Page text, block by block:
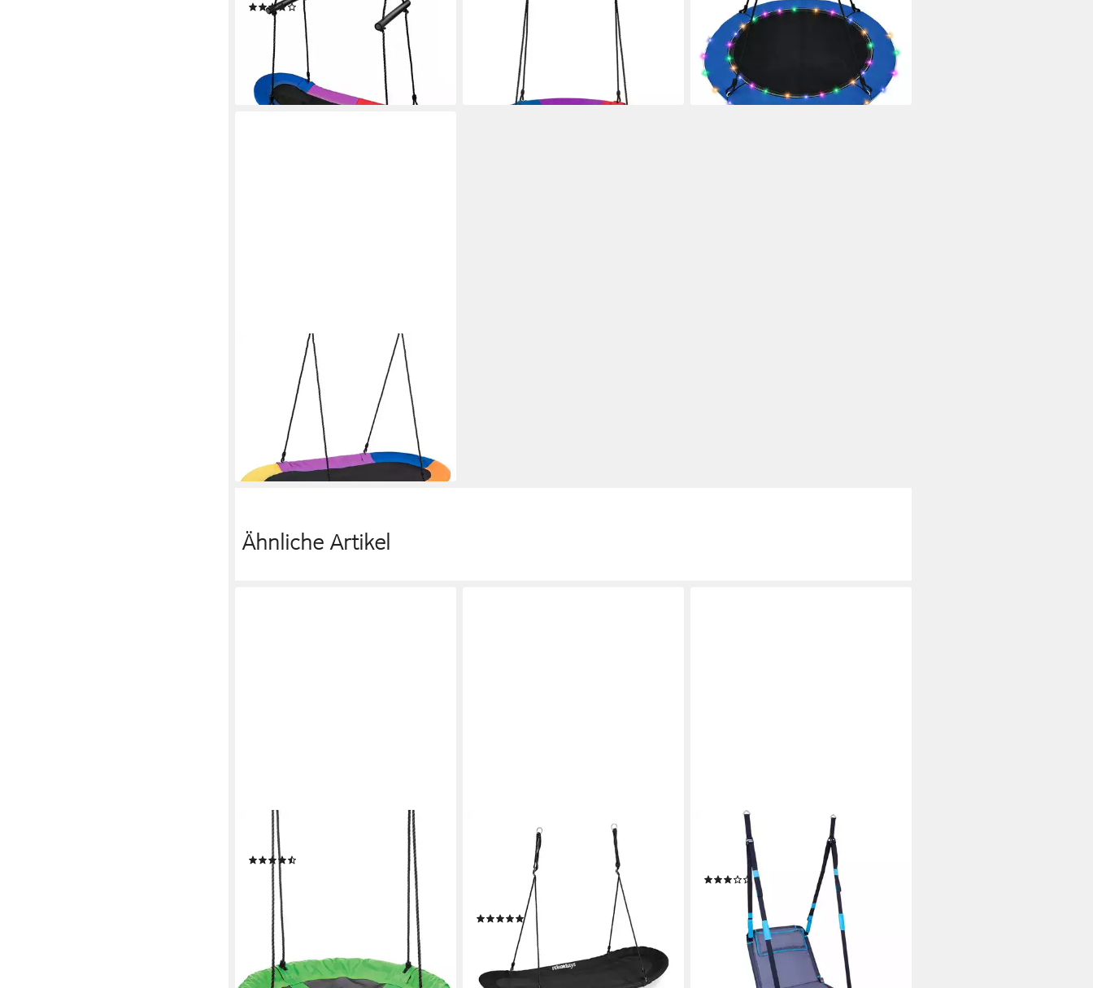
(1)
46,99 € UVP
-50%
lieferbar - in 3-4 Werktagen bei dir
UVP
lieferbar - in 3-4 Werktagen bei dir
LED & 100-180cm Seil
41,99 € UVP
-45%
lieferbar - in 3-4 Werktagen bei dir
Nestschaukel Tellerschaukel,
Kinderschaukel, oval, bis 300 kg
belastbar
47,99 €
115,99 €
lieferbar - in 3-4 Werktagen bei dir
Ähnliche Artikel
HAPPY PEOPLE
Nestschaukel-Sitz
27,97 €
-53%
lieferbar - in 2-3 Werktagen bei dir
Nestschaukel XXL schwarz,
(Einzelstück, 1-tlg., ohne Deko, mit
Werkzeug, englische und deutsche
Anleitung)
(3)
UVP
lieferbar - in 2-3 Werktagen bei dir
HUDORA
Einzelschaukel HUDORA
Nestschaukel Hollywood, Schaukel
(1)
ab 144,99 €
lieferbar - in 3-4 Werktagen bei dir